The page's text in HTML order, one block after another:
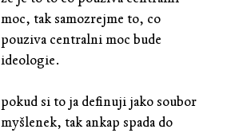
moc, tak samozrejme to, co
pouziva centralni moc bude
ideologie.
pokud si to ja definuji jako soubor
myšlenek, tak ankap spada do